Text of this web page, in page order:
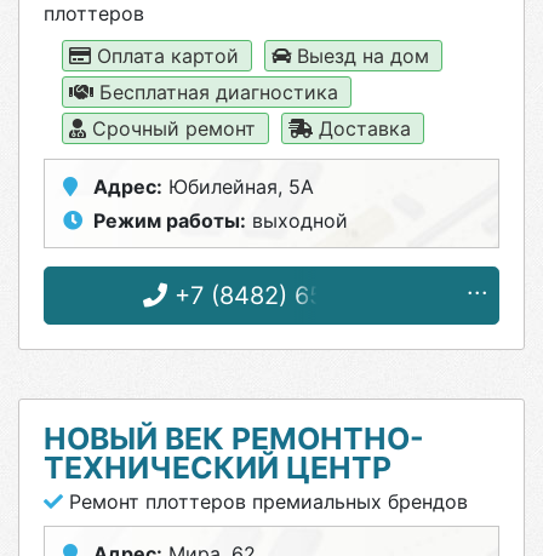
плоттеров
Оплата картой
Выезд на дом
Бесплатная диагностика
Срочный ремонт
Доставка
Адрес: Юбилейная, 5А
Режим работы: выходной
+7 (8482) 65-14-24
НОВЫЙ ВЕК РЕМОНТНО-
ТЕХНИЧЕСКИЙ ЦЕНТР
Ремонт плоттеров премиальных брендов